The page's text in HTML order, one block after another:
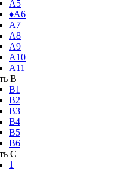
А5
♦А6
А7
А8
А9
А10
А11
B
В1
В2
В3
В4
В5
В6
C
1